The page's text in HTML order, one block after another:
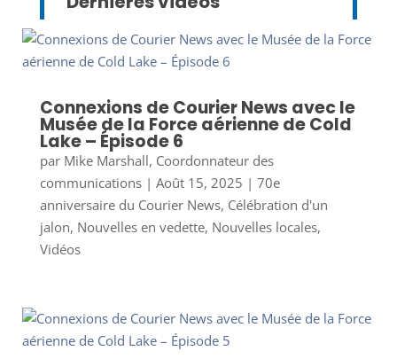
Connexions de Courier News avec le
Musée de la Force aérienne de Cold
Lake – Épisode 6
par Mike Marshall, Coordonnateur des
communications| Août 15, 2025 | 70e
anniversaire du Courier News, Célébration d'un
jalon, Nouvelles en vedette, Nouvelles locales,
Vidéos